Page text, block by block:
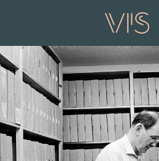
Hoppa till huvudinnehåll